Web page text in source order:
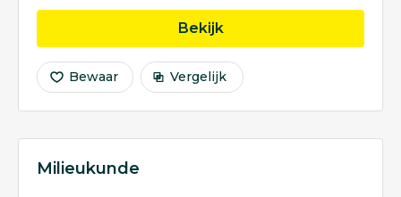
Bekijkopleiding Food
Bewaar Vergelijk
Milieukunde